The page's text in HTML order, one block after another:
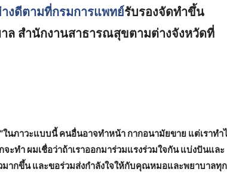
งดีตามที่กรมการแพทย์รับรองจัดทำขึ้น
ล สำนักงานสาธารณสุขตามต่างจังหวัดที่
“ในภาวะแบบนี้ คนอื่นอาจทำหน้า กากอนามัยขาย แต่เราทำ
ทำ ผมเชื่อว่าถ้าเราออกมาร่วมแรงร่วมใจกัน แบ่งปันและ
มากขึ้น และขอร่วมส่งกำลังใจให้กับคุณหมอและพยาบาลทุก